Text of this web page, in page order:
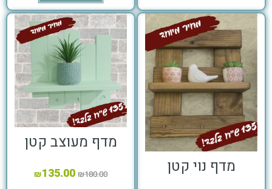
מדף נוי קטן
מדף מעוצב קטן
₪180.00
₪135.00